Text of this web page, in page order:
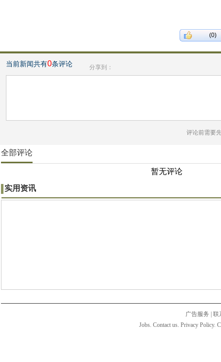
(0)
当前新闻共有0条评论 分享到：
评论前需要
全部评论
暂无评论
实用资讯
广告服务
联
Jobs. Contact us. Privacy Policy.